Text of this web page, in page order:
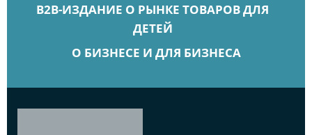
B2B-ИЗДАНИЕ О РЫНКЕ ТОВАРОВ ДЛЯ
ДЕТЕЙ
О БИЗНЕСЕ И ДЛЯ БИЗНЕСА